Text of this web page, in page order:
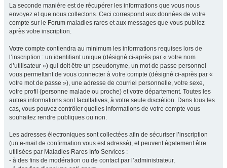
La seconde manière est de récupérer les informations que vous nous
envoyez et que nous collectons. Ceci correspond aux données de votre
compte sur le Forum maladies rares et aux messages que vous publiez
après votre inscription.
Votre compte contiendra au minimum les informations requises lors de
l’inscription : un identifiant unique (désigné ci-après par « votre nom
d’utilisateur ») qui doit être un pseudonyme, un mot de passe personnel
vous permettant de vous connecter à votre compte (désigné ci-après par «
votre mot de passe »), une adresse de courriel personnelle, votre sexe,
votre profil (personne malade ou proche) et votre département. Toutes les
autres informations sont facultatives, à votre seule discrétion. Dans tous les
cas, vous pouvez contrôler quelles informations de votre compte vous
souhaitez rendre publiques ou non.
Les adresses électroniques sont collectées afin de sécuriser l’inscription
(un e-mail de confirmation vous est adressé), et peuvent également être
utilisées par Maladies Rares Info Services :
- à des fins de modération ou de contact par l’administrateur,